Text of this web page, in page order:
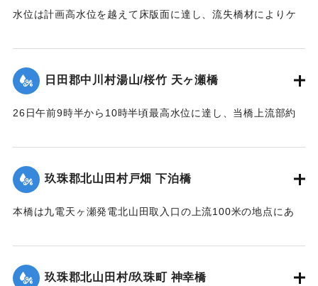
1957）】
水位は計画高水位を越えて床版面に達し、流失橋材によりケ
倒した。
【出典：昭和28年西日本水害調査報告書（土木学会西部支部,
1957）】
日田郡中川村湯山/桜竹 天ヶ瀬橋
26日午前9時半から10時半頃最高水位に達し、当橋上流部約
別府線）は水位が路上1.8米に達し、本橋の高欄を越流、多量
の流木を流下した。そのため左岸より第2連目の高欄約11米を
損傷、又左岸側より第1橋脚は洗掘により28日突如として沈下
って亀裂を生じた。
【出典：昭和28年西日本水害調査報告書（土木学会西部支部,
玖珠郡北山田村戸畑 下泊橋
本橋は九電天ヶ瀬発電北山田取入口の上流100米の地点にあ
ていた土砂が漸次洗掘されたため、本橋脚は2米余りの洗掘を
受け、水勢の増大に伴い26日午前10時左岸側から橋脚4基が
倒れた。午前11時の最高水位時にコンクリート橋脚及び橋体
玖珠郡北山田村/玖珠町 神幸橋